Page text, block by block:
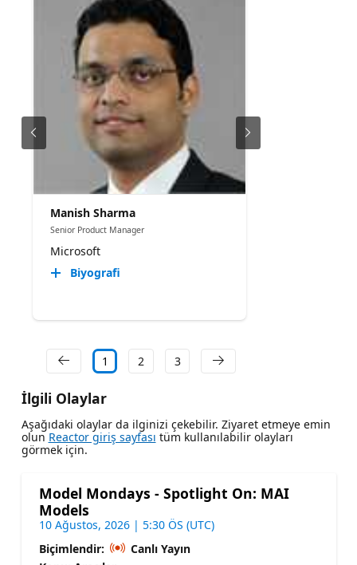
Manish Sharma
Senior Product Manager
Microsoft
Biyografi
1 2 3
İlgili Olaylar
Aşağıdaki olaylar da ilginizi çekebilir. Ziyaret etmeye emin
olun Reactor giriş sayfası tüm kullanılabilir olayları
görmek için.
Model Mondays - Spotlight On: MAI
Models
10 Ağustos, 2026 | 5:30 ÖS (UTC)
Biçimlendir:
Canlı Yayın